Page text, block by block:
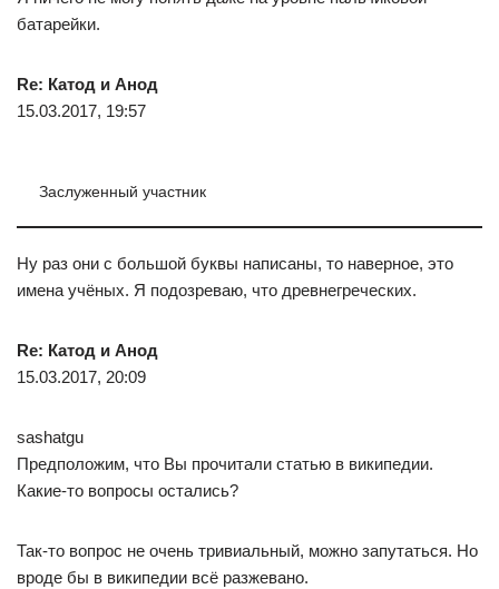
батарейки.
Re: Катод и Анод
15.03.2017, 19:57
Заслуженный участник
Ну раз они с большой буквы написаны, то наверное, это
имена учёных. Я подозреваю, что древнегреческих.
Re: Катод и Анод
15.03.2017, 20:09
sashatgu
Предположим, что Вы прочитали статью в википедии.
Какие-то вопросы остались?
Так-то вопрос не очень тривиальный, можно запутаться. Но
вроде бы в википедии всё разжевано.